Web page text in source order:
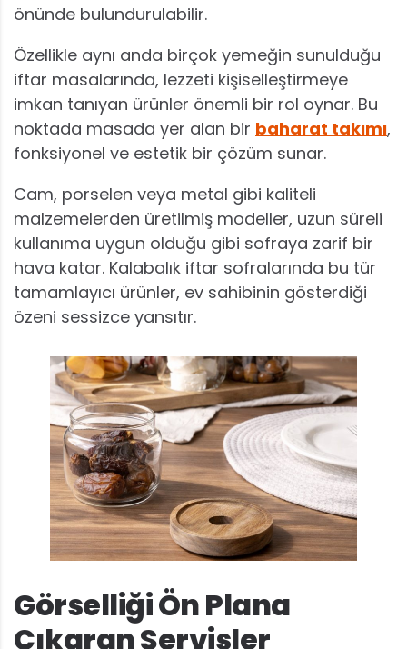
önünde bulundurulabilir.
Özellikle aynı anda birçok yemeğin sunulduğu
iftar masalarında, lezzeti kişiselleştirmeye
imkan tanıyan ürünler önemli bir rol oynar. Bu
noktada masada yer alan bir baharat takımı,
fonksiyonel ve estetik bir çözüm sunar.
Cam, porselen veya metal gibi kaliteli
malzemelerden üretilmiş modeller, uzun süreli
kullanıma uygun olduğu gibi sofraya zarif bir
hava katar. Kalabalık iftar sofralarında bu tür
tamamlayıcı ürünler, ev sahibinin gösterdiği
özeni sessizce yansıtır.
Görselliği Ön Plana
Çıkaran Servisler